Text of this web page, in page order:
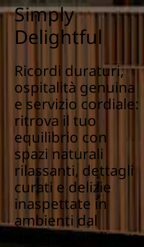
Simply
Delightful
Ricordi duraturi,
ospitalità genuina
e servizio cordiale:
ritrova il tuo
equilibrio con
spazi naturali
rilassanti, dettagli
curati e delizie
inaspettate in
ambienti dal
design scandinavo.